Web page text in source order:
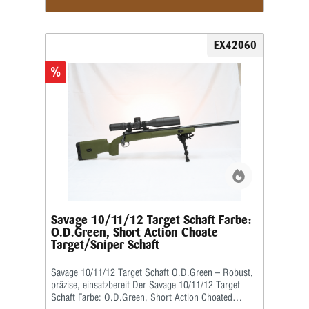
Ablagen von Aktionen usw. geeignet.Maße: 29,5" x 4"
%
EX42060
Savage 10/11/12 Target Schaft Farbe:
O.D.Green, Short Action Choate
Target/Sniper Schaft
Savage 10/11/12 Target Schaft O.D.Green – Robust,
präzise, einsatzbereit Der Savage 10/11/12 Target
Schaft Farbe: O.D.Green, Short Action Choated